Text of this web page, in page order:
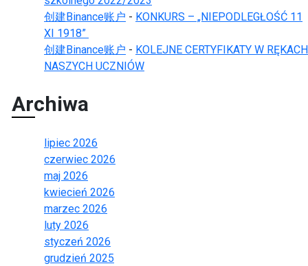
创建Binance账户 - KONKURS – „NIEPODLEGŁOŚĆ 11
XI 1918”
创建Binance账户 - KOLEJNE CERTYFIKATY W RĘKACH
NASZYCH UCZNIÓW
Archiwa
lipiec 2026
czerwiec 2026
maj 2026
kwiecień 2026
marzec 2026
luty 2026
styczeń 2026
grudzień 2025